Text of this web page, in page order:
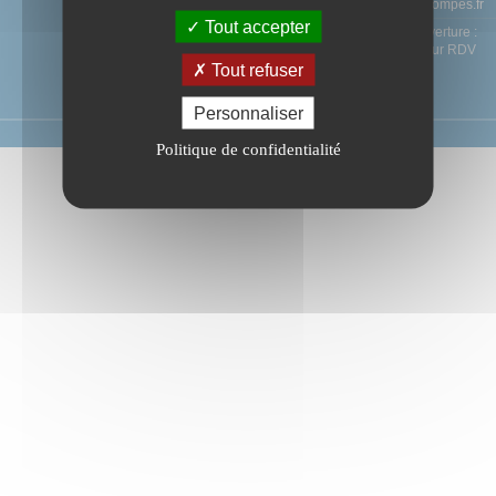
contact@ag-pompes.fr
Horaires d'ouverture :
Uniquement sur RDV
2023 - Site réalisé par l'agence
Tout accepter
Tout refuser
Personnaliser
Politique de confidentialité